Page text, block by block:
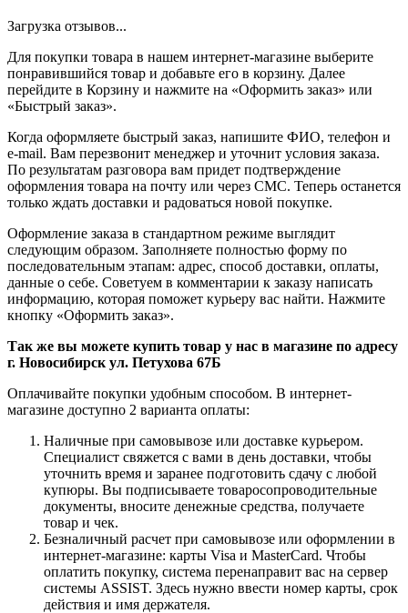
Загрузка отзывов...
Для покупки товара в нашем интернет-магазине выберите
понравившийся товар и добавьте его в корзину. Далее
перейдите в Корзину и нажмите на «Оформить заказ» или
«Быстрый заказ».
Когда оформляете быстрый заказ, напишите ФИО, телефон и
e-mail. Вам перезвонит менеджер и уточнит условия заказа.
По результатам разговора вам придет подтверждение
оформления товара на почту или через СМС. Теперь останется
только ждать доставки и радоваться новой покупке.
Оформление заказа в стандартном режиме выглядит
следующим образом. Заполняете полностью форму по
последовательным этапам: адрес, способ доставки, оплаты,
данные о себе. Советуем в комментарии к заказу написать
информацию, которая поможет курьеру вас найти. Нажмите
кнопку «Оформить заказ».
Так же вы можете купить товар у нас в магазине по адресу
г. Новосибирск ул. Петухова 67Б
Оплачивайте покупки удобным способом. В интернет-
магазине доступно 2 варианта оплаты:
Наличные при самовывозе или доставке курьером.
Специалист свяжется с вами в день доставки, чтобы
уточнить время и заранее подготовить сдачу с любой
купюры. Вы подписываете товаросопроводительные
документы, вносите денежные средства, получаете
товар и чек.
Безналичный расчет при самовывозе или оформлении в
интернет-магазине: карты Visa и MasterCard. Чтобы
оплатить покупку, система перенаправит вас на сервер
системы ASSIST. Здесь нужно ввести номер карты, срок
действия и имя держателя.